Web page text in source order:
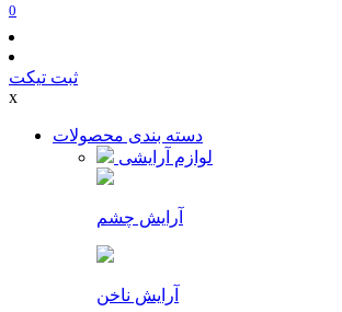
0
ثبت تیکت
x
دسته بندی محصولات
لوازم آرایشی
آرایش چشم
آرایش ناخن